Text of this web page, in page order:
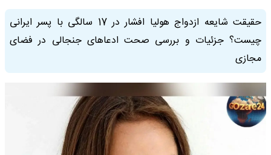
حقیقت شایعه ازدواج هولیا افشار در 17 سالگی با پسر ایرانی
چیست؟ جزئیات و بررسی صحت ادعاهای جنجالی در فضای
مجازی